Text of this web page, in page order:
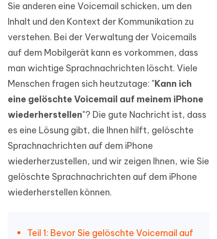
Sie anderen eine Voicemail schicken, um den
Inhalt und den Kontext der Kommunikation zu
verstehen. Bei der Verwaltung der Voicemails
auf dem Mobilgerät kann es vorkommen, dass
man wichtige Sprachnachrichten löscht. Viele
Menschen fragen sich heutzutage: "Kann ich
eine gelöschte Voicemail auf meinem iPhone
wiederherstellen"? Die gute Nachricht ist, dass
es eine Lösung gibt, die Ihnen hilft, gelöschte
Sprachnachrichten auf dem iPhone
wiederherzustellen, und wir zeigen Ihnen, wie Sie
gelöschte Sprachnachrichten auf dem iPhone
wiederherstellen können.
Teil 1: Bevor Sie gelöschte Voicemail auf